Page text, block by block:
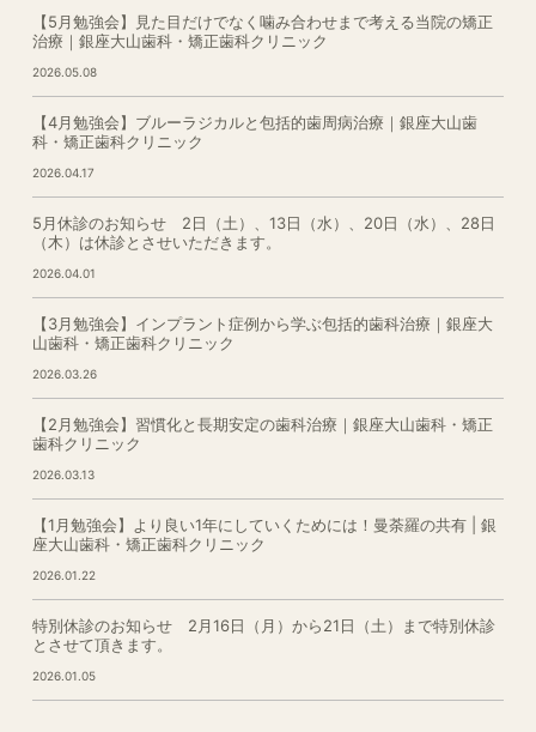
【5月勉強会】見た目だけでなく噛み合わせまで考える当院の矯正
治療｜銀座大山歯科・矯正歯科クリニック
2026.05.08
【4月勉強会】ブルーラジカルと包括的歯周病治療｜銀座大山歯
科・矯正歯科クリニック
2026.04.17
5月休診のお知らせ 2日（土）、13日（水）、20日（水）、28日
（木）は休診とさせいただきます。
2026.04.01
【3月勉強会】インプラント症例から学ぶ包括的歯科治療｜銀座大
山歯科・矯正歯科クリニック
2026.03.26
【2月勉強会】習慣化と長期安定の歯科治療｜銀座大山歯科・矯正
歯科クリニック
2026.03.13
【1月勉強会】より良い1年にしていくためには！曼荼羅の共有 | 銀
座大山歯科・矯正歯科クリニック
2026.01.22
特別休診のお知らせ 2月16日（月）から21日（土）まで特別休診
とさせて頂きます。
2026.01.05